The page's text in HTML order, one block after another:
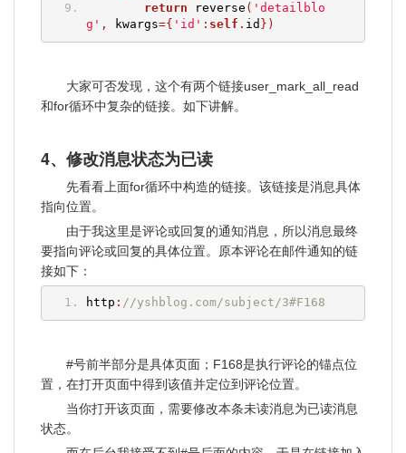
return reverse ( 'detailblo
g' , kwargs={ 'id' : self . id })
大家可否发现，这个有两个链接user_mark_all_read
和for循环中复杂的链接。如下讲解。
4、修改消息状态为已读
先看看上面for循环中构造的链接。该链接是消息具体
指向位置。
由于我这里是评论或回复的通知消息，所以消息最终
要指向评论或回复的具体位置。原本评论在邮件通知的链
接如下：
http : //yshblog.com/subject/3#F168
#号前半部分是具体页面；F168是执行评论的锚点位
置，在打开页面中得到该值并定位到评论位置。
当你打开该页面，需要修改本条未读消息为已读消息
状态。